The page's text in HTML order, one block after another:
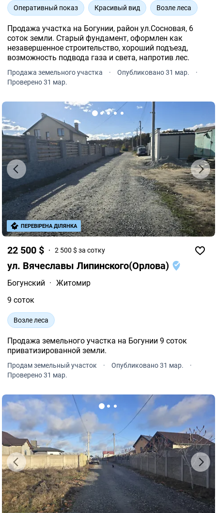
Оперативный показ Красивый вид Возле леса
Продажа участка на Богунии, район ул.Сосновая, 6
соток земли. Старый фундамент, оформлен как
незавершенное строительство, хороший подъезд,
возможность подвода газа и света, напротив лес.
Продажа земельного участка · Опубликовано 31 мар.
·
Проверено 31 мар.
22 500 $ 2 500 $ за сотку
ул. Вячеславы Липинского(Орлова)
Богунский · Житомир
9 соток
Возле леса
Продажа земельного участка на Богунии 9 соток
приватизированной земли.
Продам земельный участок · Опубликовано 31 мар.
·
Проверено 31 мар.
ПЕРЕВІРЕНА ДІЛЯНКА